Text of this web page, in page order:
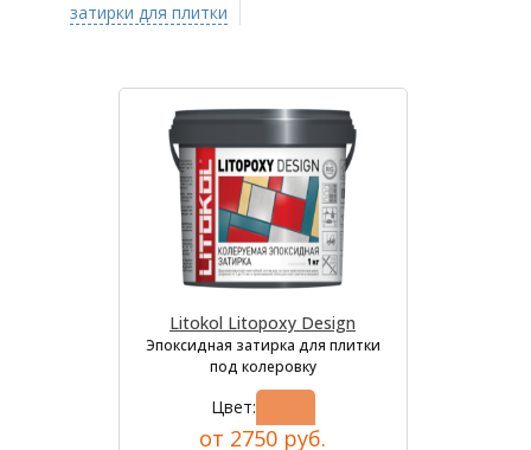
затирки для плитки
Litokol Litopoxy Design
Эпоксидная затирка для плитки
под колеровку
Цвет:
от 2750 руб.